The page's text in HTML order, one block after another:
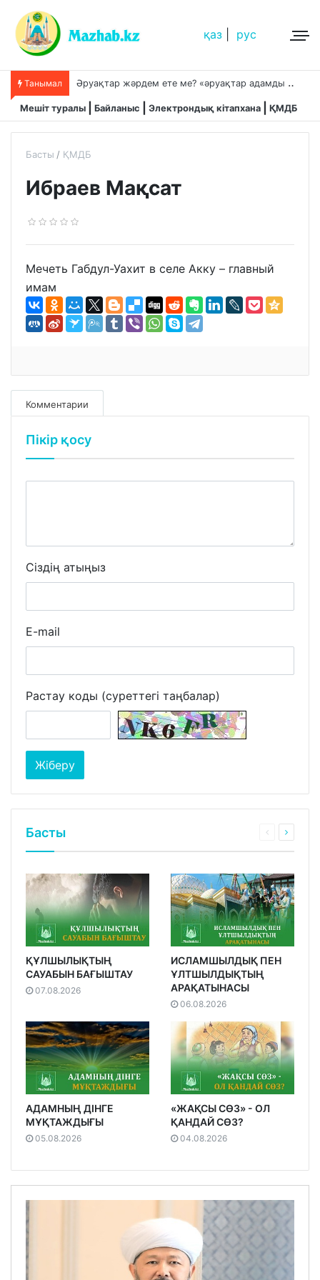
қаз рус
Танымал Ә
руақтар жәрдем ете ме? «әруақтар адамды қорғап жүреді»,-дейді сол рас па?
Мешіт туралы Байланыс Электрондық кітапхана ҚМДБ
Басты ҚМДБ
Ибраев Мақсат
Мечеть Габдул-Уахит в селе Акку – главный
имам
Комментарии
Пікір қосу
Сіздің атыңыз
E-mail
Растау коды (суреттегі таңбалар)
Басты
ҚҰЛШЫЛЫҚТЫҢ
САУАБЫН БАҒЫШТАУ
07.08.2026
ИСЛАМШЫЛДЫҚ ПЕН
ҰЛТШЫЛДЫҚТЫҢ
АРАҚАТЫНАСЫ
06.08.2026
АДАМНЫҢ ДІНГЕ
МҰҚТАЖДЫҒЫ
05.08.2026
«ЖАҚСЫ СӨЗ» - ОЛ
ҚАНДАЙ СӨЗ?
04.08.2026